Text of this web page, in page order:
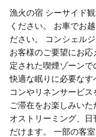
漁火の宿 シーサイド
ください。 お車でお
ださい。 コンシェル
お客様のご要望にお
定された喫煙ゾーンで
快適な眠りに必要な
コンやリネンサービ
ご滞在をお楽しみい
オストリーミング、
だけます。 一部の客